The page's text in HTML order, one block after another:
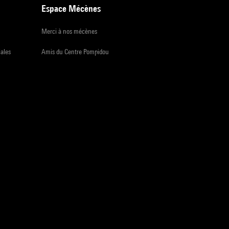
Espace Mécènes
Merci à nos mécènes
Amis du Centre Pompidou